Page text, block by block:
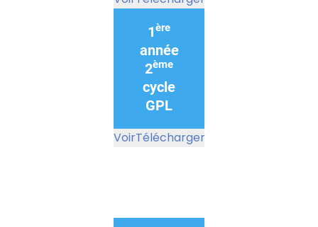
1ère
année
2ème
cycle
GPL
VoirTélécharger